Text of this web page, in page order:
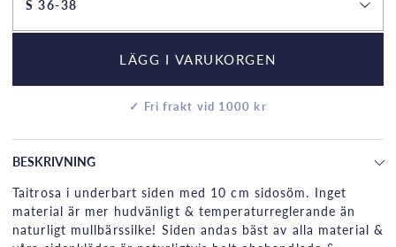
S 36-38
LÄGG I VARUKORGEN
✓ Fri frakt vid 1000 kr
BESKRIVNING
Taitrosa i underbart siden med 10 cm sidosöm. Inget
material är mer hudvänligt & temperaturreglerande än
naturligt mullbärssilke! Siden andas bäst av alla material &